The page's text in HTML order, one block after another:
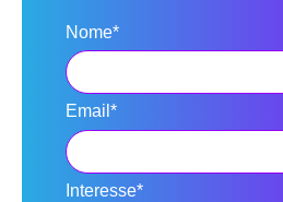
Nome*
Email*
Interesse*